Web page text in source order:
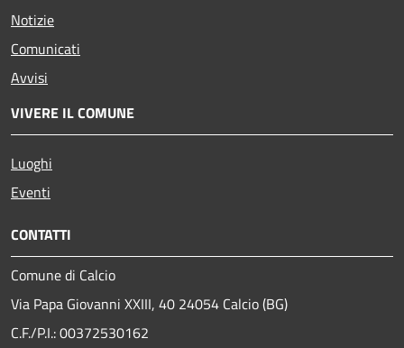
Notizie
Comunicati
Avvisi
VIVERE IL COMUNE
Luoghi
Eventi
CONTATTI
Comune di Calcio
Via Papa Giovanni XXIII, 40 24054 Calcio (BG)
C.F./P.I.: 00372530162